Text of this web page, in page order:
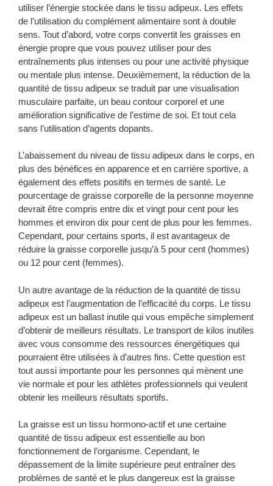
utiliser l’énergie stockée dans le tissu adipeux. Les effets
de l’utilisation du complément alimentaire sont à double
sens. Tout d’abord, votre corps convertit les graisses en
énergie propre que vous pouvez utiliser pour des
entraînements plus intenses ou pour une activité physique
ou mentale plus intense. Deuxièmement, la réduction de la
quantité de tissu adipeux se traduit par une visualisation
musculaire parfaite, un beau contour corporel et une
amélioration significative de l’estime de soi. Et tout cela
sans l’utilisation d’agents dopants.
L’abaissement du niveau de tissu adipeux dans le corps, en
plus des bénéfices en apparence et en carrière sportive, a
également des effets positifs en termes de santé. Le
pourcentage de graisse corporelle de la personne moyenne
devrait être compris entre dix et vingt pour cent pour les
hommes et environ dix pour cent de plus pour les femmes.
Cependant, pour certains sports, il est avantageux de
réduire la graisse corporelle jusqu’à 5 pour cent (hommes)
ou 12 pour cent (femmes).
Un autre avantage de la réduction de la quantité de tissu
adipeux est l’augmentation de l’efficacité du corps. Le tissu
adipeux est un ballast inutile qui vous empêche simplement
d’obtenir de meilleurs résultats. Le transport de kilos inutiles
avec vous consomme des ressources énergétiques qui
pourraient être utilisées à d’autres fins. Cette question est
tout aussi importante pour les personnes qui mènent une
vie normale et pour les athlètes professionnels qui veulent
obtenir les meilleurs résultats sportifs.
La graisse est un tissu hormono-actif et une certaine
quantité de tissu adipeux est essentielle au bon
fonctionnement de l’organisme. Cependant, le
dépassement de la limite supérieure peut entraîner des
problèmes de santé et le plus dangereux est la graisse